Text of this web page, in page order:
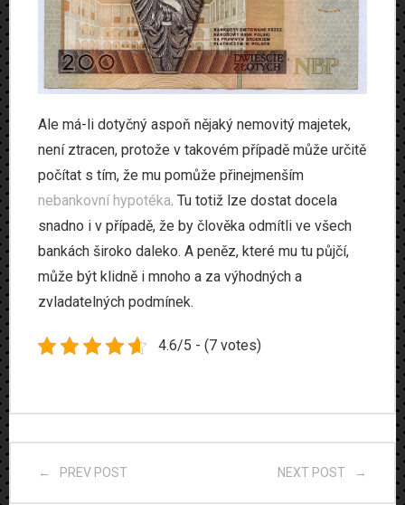
Ale má-li dotyčný aspoň nějaký nemovitý majetek,
není ztracen, protože v takovém případě může určitě
počítat s tím, že mu pomůže přinejmenším
nebankovní hypotéka. Tu totiž lze dostat docela
snadno i v případě, že by člověka odmítli ve všech
bankách široko daleko. A peněz, které mu tu půjčí,
může být klidně i mnoho a za výhodných a
zvladatelných podmínek.
4.6/5 - (7 votes)
PREV POST NEXT POST